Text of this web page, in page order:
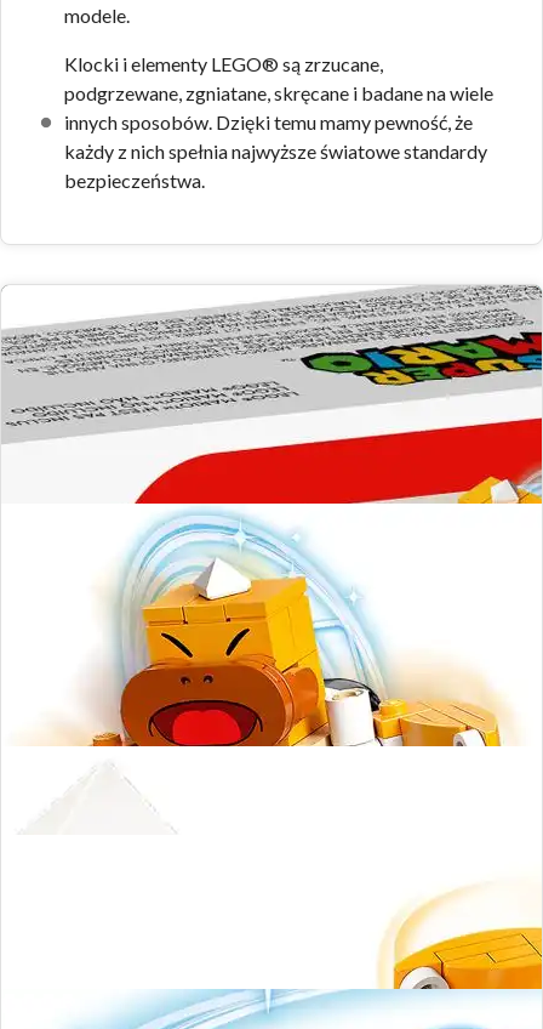
modele.
Klocki i elementy LEGO® są zrzucane,
podgrzewane, zgniatane, skręcane i badane na wiele
innych sposobów. Dzięki temu mamy pewność, że
każdy z nich spełnia najwyższe światowe standardy
bezpieczeństwa.
Zdjęcia zestawu